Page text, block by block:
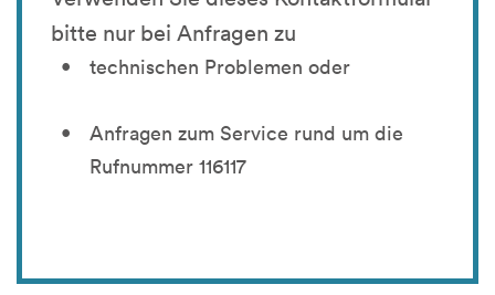
bitte nur bei Anfragen zu
technischen Problemen oder
Anfragen zum Service rund um die
Rufnummer 116117